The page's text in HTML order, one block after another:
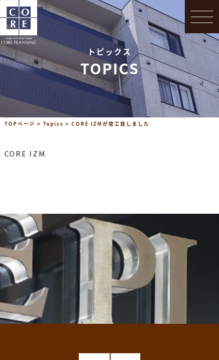
Topics
会社概要
お問合せ
トピックス
TOPICS
TOPページ > Topics > CORE IZMが竣工致しました
CORE IZM